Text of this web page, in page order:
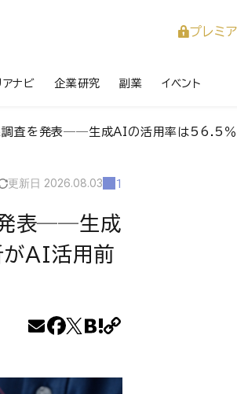
プレミ
アナビ 企業研究 副業 イベント
生成AIの活用率は56.5％に到達。リサーチ・資料
更新日 2026.08.03 1
発表──生成
がAI活用前